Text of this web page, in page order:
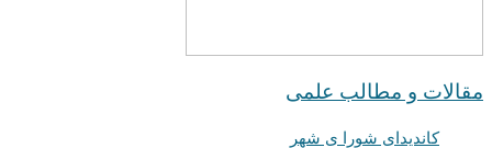
مقالات و مطالب علمی
کاندیدای شورا ی شهر